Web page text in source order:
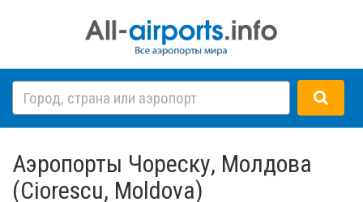
Аэропорты Чореску, Молдова
(Ciorescu, Moldova)